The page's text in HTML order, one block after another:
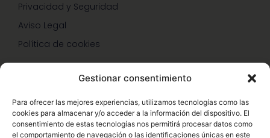
Gestionar consentimiento
Para ofrecer las mejores experiencias, utilizamos tecnologías como las
cookies para almacenar y/o acceder a la información del dispositivo. El
consentimiento de estas tecnologías nos permitirá procesar datos como
el comportamiento de navegación o las identificaciones únicas en este
Privacidad y Seguridad
Aviso Legal
Política de cookies
Hazte Miembro Herbalife